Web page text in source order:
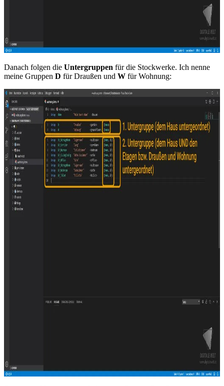
Danach folgen die Untergruppen für die Stockwerke. Ich nenne
meine Gruppen D für Draußen und W für Wohnung: